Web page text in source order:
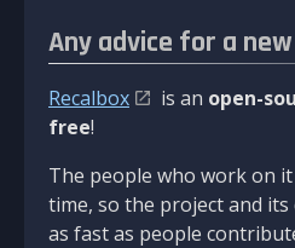
Any advice for a
Recalbox is an open-
free!
The people who work on
time, so the project and
as fast as people